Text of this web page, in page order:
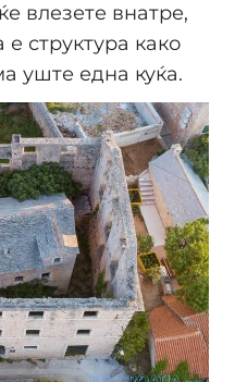
влезете внатре,
е структура како
уште една куќа.